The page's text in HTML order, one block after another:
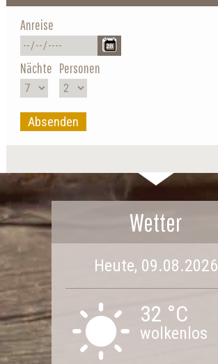
Anreise
Nächte Personen
Absenden
Wetter
Heute, 09.08.2026
32 °C
wolkenlos